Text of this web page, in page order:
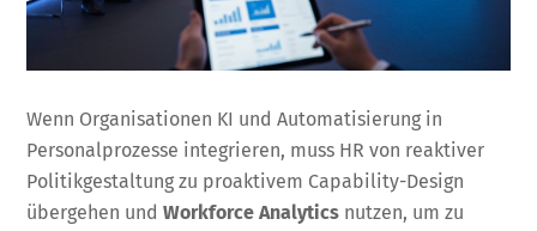
Wenn Organisationen KI und Automatisierung in
Personalprozesse integrieren, muss HR von reaktiver
Politikgestaltung zu proaktivem Capability-Design
übergehen undWorkforce Analytics nutzen, um zu